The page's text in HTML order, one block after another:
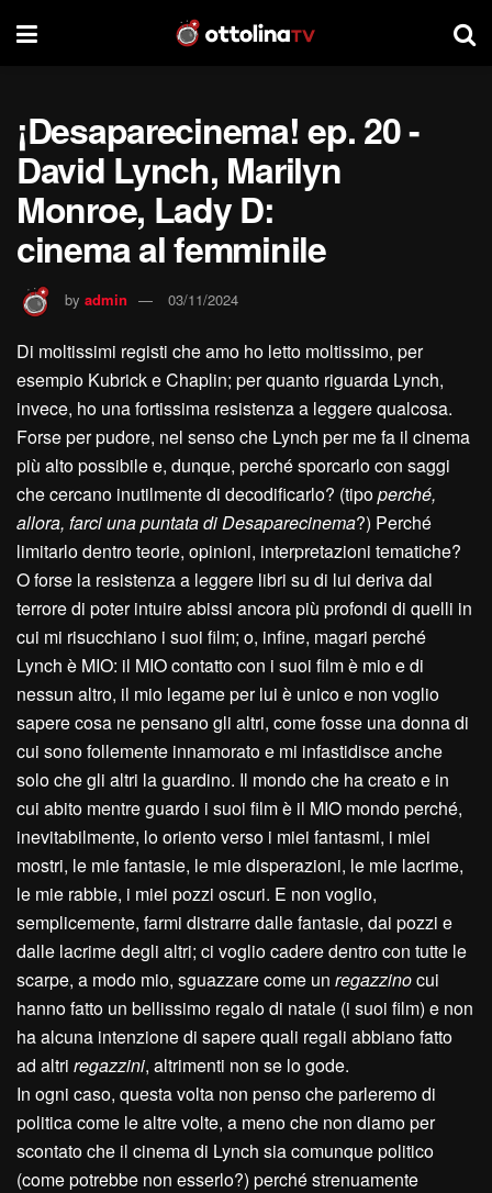
¡Desaparecinema! ep. 20 -
David Lynch, Marilyn
Monroe, Lady D:
cinema al femminile
by admin 03/11/2024
Di moltissimi registi che amo ho letto moltissimo, per
esempio Kubrick e Chaplin; per quanto riguarda Lynch,
invece, ho una fortissima resistenza a leggere qualcosa.
Forse per pudore, nel senso che Lynch per me fa il cinema
più alto possibile e, dunque, perché sporcarlo con saggi
che cercano inutilmente di decodificarlo? (tipoperché,
allora, farci una puntata di Desaparecinema?) Perché
limitarlo dentro teorie, opinioni, interpretazioni tematiche?
O forse la resistenza a leggere libri su di lui deriva dal
terrore di poter intuire abissi ancora più profondi di quelli in
cui mi risucchiano i suoi film; o, infine, magari perché
Lynch è MIO: il MIO contatto con i suoi film è mio e di
nessun altro, il mio legame per lui è unico e non voglio
sapere cosa ne pensano gli altri, come fosse una donna di
cui sono follemente innamorato e mi infastidisce anche
solo che gli altri la guardino. Il mondo che ha creato e in
cui abito mentre guardo i suoi film è il MIO mondo perché,
inevitabilmente, lo oriento verso i miei fantasmi, i miei
mostri, le mie fantasie, le mie disperazioni, le mie lacrime,
le mie rabbie, i miei pozzi oscuri. E non voglio,
semplicemente, farmi distrarre dalle fantasie, dai pozzi e
dalle lacrime degli altri; ci voglio cadere dentro con tutte le
scarpe, a modo mio, sguazzare come un regazzinocui
hanno fatto un bellissimo regalo di natale (i suoi film) e non
ha alcuna intenzione di sapere quali regali abbiano fatto
ad altri regazzini, altrimenti non se lo gode.
In ogni caso, questa volta non penso che parleremo di
politica come le altre volte, a meno che non diamo per
scontato che il cinema di Lynch sia comunque politico
(come potrebbe non esserlo?) perché strenuamente